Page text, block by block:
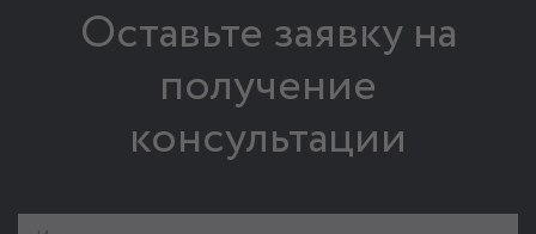
Оставьте заявку на
получение
консультации